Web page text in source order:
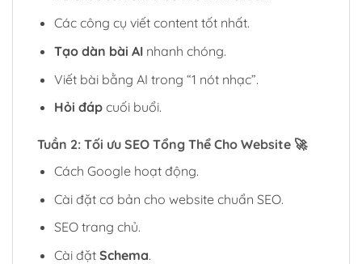
Các công cụ viết content tốt nhất.
Tạo dàn bài AInhanh chóng.
Viết bài bằng AI trong “1 nót nhạc”.
Hỏi đápcuối buổi.
Tuần 2: Tối ưu SEO Tổng Thể Cho Website 🚀
Cách Google hoạt động.
Cài đặt cơ bản cho website chuẩn SEO.
SEO trang chủ.
Cài đặt Schema.